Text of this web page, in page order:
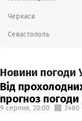
Черкаси
Севастополь
Новини погоди
Від
прогноз
9 серпня, 20:00 3460